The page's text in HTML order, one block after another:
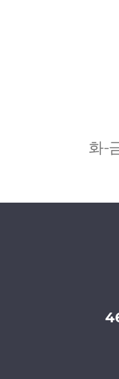
화-